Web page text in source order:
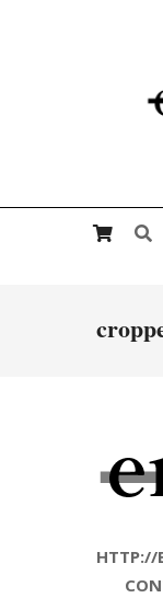
Navigation
HTTP://